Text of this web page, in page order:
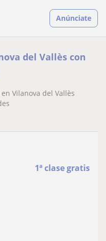
Anúnciate
del Vallès con
Vilanova del Vallès
1ª clase gratis